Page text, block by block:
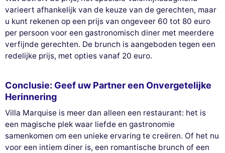
varieert afhankelijk van de keuze van de gerechten, maar
u kunt rekenen op een prijs van ongeveer 60 tot 80 euro
per persoon voor een gastronomisch diner met meerdere
verfijnde gerechten. De brunch is aangeboden tegen een
redelijke prijs, met opties vanaf 20 euro.
Conclusie: Geef uw Partner een Onvergetelijke
Herinnering
Villa Marquise is meer dan alleen een restaurant: het is
een magische plek waar liefde en gastronomie
samenkomen om een unieke ervaring te creëren. Of het nu
voor een intiem diner is, een romantische brunch of een